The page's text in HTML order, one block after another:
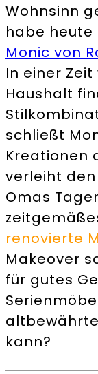
Wohnsinn
habe heute
Monic von
In einer Zeit
Haushalt
schließt
Kreationen
verleiht
Omas
renovierte
Makeover
für gutes
kann?